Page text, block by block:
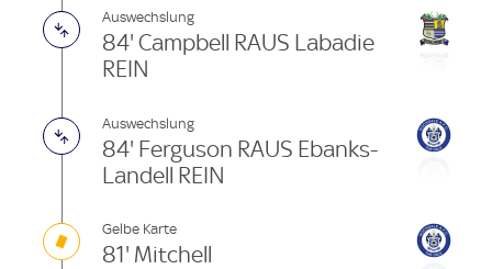
Auswechslung
84' Campbell RAUS Labadie
REIN
Auswechslung
84' Ferguson RAUS Ebanks-
Landell REIN
Gelbe Karte
81' Mitchell